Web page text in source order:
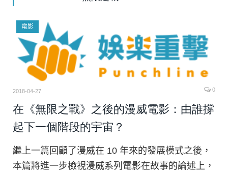
電影
2018-04-27 0
在《無限之戰》之後的漫威電影：由誰撐
起下一個階段的宇宙？
繼上一篇回顧了漫威在 10 年來的發展模式之後，
本篇將進一步檢視漫威系列電影在故事的論述上，